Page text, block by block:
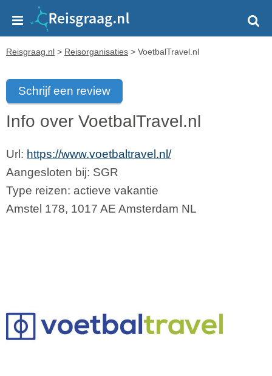
Reisgraag.nl > Reisorganisaties > VoetbalTravel.nl
Schrijf een review
Info over VoetbalTravel.nl
Url: https://www.voetbaltravel.nl/
Aangesloten bij: SGR
Type reizen: actieve vakantie
Amstel 178, 1017 AE Amsterdam NL